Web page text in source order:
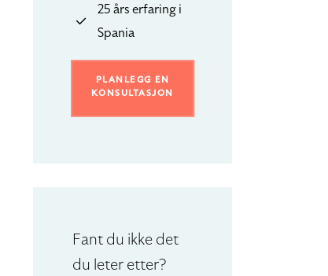
25 års erfaring i
Spania
PLANLEGG EN
KONSULTASJON
Fant du ikke det
du leter etter?